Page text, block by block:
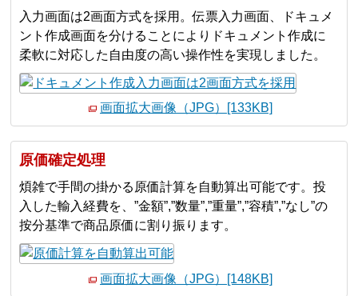
入力画面は2画面方式を採用。伝票入力画面、ドキュメ
ント作成画面を分けることによりドキュメント作成に
柔軟に対応した自由度の高い操作性を実現しました。
画面拡大画像（JPG）[133KB]
原価確定処理
煩雑で手間の掛かる原価計算を自動算出可能です。投
入した輸入経費を、”金額”,”数量”,”重量”,”容積”,”なし”の
按分基準で商品原価に割り振ります。
画面拡大画像（JPG）[148KB]